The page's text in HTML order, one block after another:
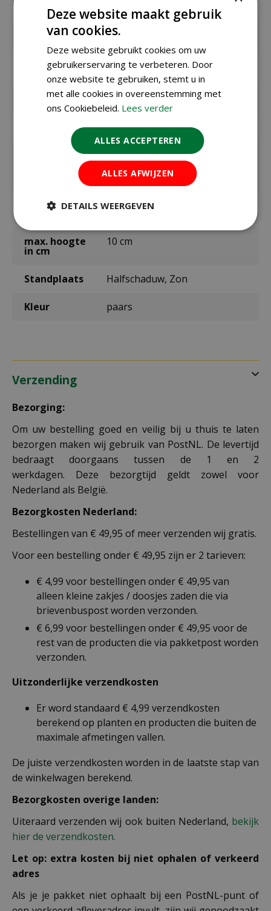
EAN code 8712438510250
leverancier
305140
Merk Jub
6/+
september t/m december
Bloeitijd /
oogsttijd
april
max. hoogte
in cm
10 cm
Standplaats Halfschaduw, Zon
Kleur paars
Verzending
Bezorging:
Om uw bestelling goed en veilig bij u thuis te laten
bezorgen maken wij gebruik van PostNL. De levertijd
bedraagt doorgaans tussen de 1 en 2
werkdagen. Deze bezorgtijd geldt zowel voor
Nederland als België.
Bezorgkosten Nederland:
Bestellingen van € 49,95 of meer verzenden wij gratis.
Voor een bestelling onder € 49,95 zijn er 2 tarieven:
€ 4,99 voor bestellingen onder € 49,95 van
alleen kleine zakjes / doosjes zaden die via
brievenbuspost worden verzonden.
€ 6,99 voor bestellingen onder € 49,95 voor de
rest van de producten die via pakketpost worden
verzonden.
Uitzonderlijke verzendkosten
Er word standaard € 4,99 verzendkosten
berekend op planten en producten die buiten de
maximale afmetingen vallen.
De juiste verzendkosten worden in de laatste stap van
de winkelwagen berekend.
Bezorgkosten overige landen:
Uiteraard verzenden wij ook buiten Nederland, bekijk
hier de verzendkosten.
Let op: extra kosten bij niet ophalen of verkeerd
adres
Als je je pakket niet ophaalt bij een PostNL-punt of
Deze website maakt gebruik
van cookies.
Deze website gebruikt cookies om uw
gebruikerservaring te verbeteren. Door
onze website te gebruiken, stemt u in
met alle cookies in overeenstemming met
ons Cookiebeleid. Lees verder
ALLES ACCEPTEREN
ALLES AFWIJZEN
DETAILS WEERGEVEN